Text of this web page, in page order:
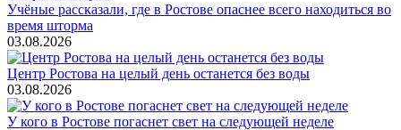
Учёные рассказали, где в Ростове опаснее всего находиться во
время шторма
03.08.2026
Центр Ростова на целый день останется без воды
03.08.2026
У кого в Ростове погаснет свет на следующей неделе